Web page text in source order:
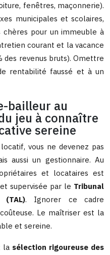
fenêtres, maçonnerie).
municipales et scolaires,
chères pour un immeuble à
courant et la vacance
revenus bruts). Omettre
rentabilité faussé et à un
bailleur au
jeu à connaître
sereine
vous ne devenez pas
aussi un gestionnaire. Au
et locataires est
supervisée par le Tribunal
. Ignorer ce cadre
Le maîtriser est la
et sereine.
la sélection rigoureuse des